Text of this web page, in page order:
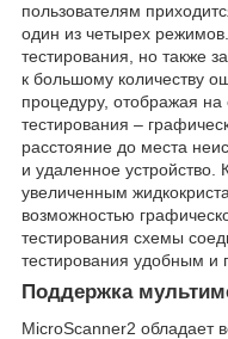
пользователям
один из четырех
тестирования, но также
к большому количеству
процедуру, отображая на
тестирования –
расстояние до места
и удаленное устройство.
увеличенным
возможностью
тестирования схемы
тестирования удобным и
Поддержка
MicroScanner2 обладает